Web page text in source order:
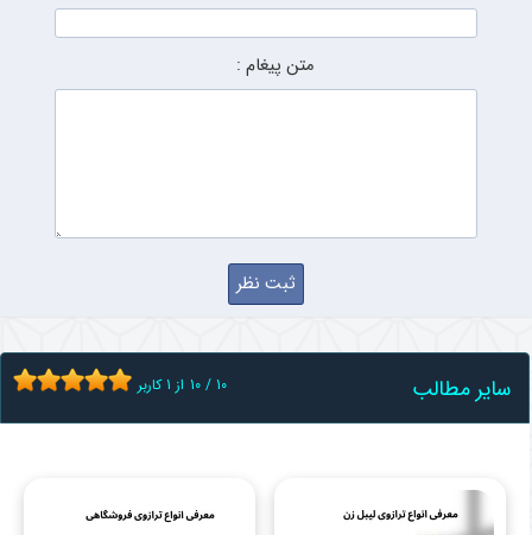
متن پیغام :
سایر مطالب 10 / 10 از 1کاربر